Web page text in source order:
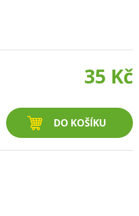
35 Kč